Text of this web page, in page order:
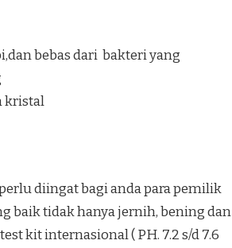
bebas dari bakteri yang
kristal
diingat bagi anda para pemilik
baik tidak hanya jernih, bening dan
kit internasional ( PH. 7.2 s/d 7.6